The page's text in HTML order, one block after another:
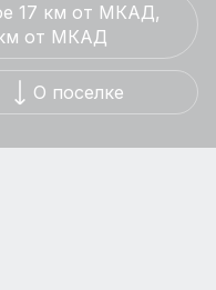
17 км от МКАД,
км от МКАД
О поселке